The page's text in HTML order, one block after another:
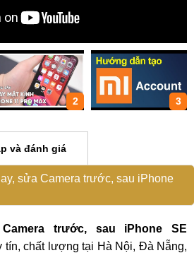
2 3
và đánh giá
sửa Camera trước, sau iPhone
trước, sau iPhone SE
tín, chất lượng tại Hà Nội, Đà Nẵng,